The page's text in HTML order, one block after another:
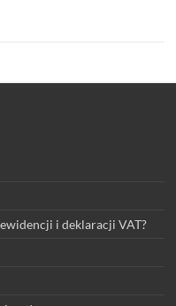
i deklaracji VAT?